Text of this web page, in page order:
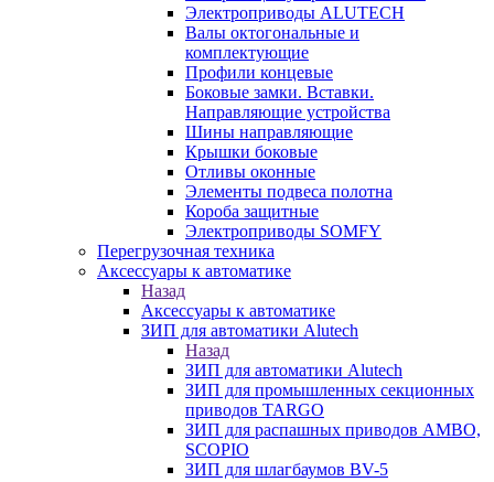
Электроприводы ALUTECH
Валы октогональные и
комплектующие
Профили концевые
Боковые замки. Вставки.
Направляющие устройства
Шины направляющие
Крышки боковые
Отливы оконные
Элементы подвеса полотна
Короба защитные
Электроприводы SOMFY
Перегрузочная техника
Аксессуары к автоматике
Назад
Аксессуары к автоматике
ЗИП для автоматики Alutech
Назад
ЗИП для автоматики Alutech
ЗИП для промышленных секционных
приводов TARGO
ЗИП для распашных приводов AMBO,
SCOPIO
ЗИП для шлагбаумов BV-5